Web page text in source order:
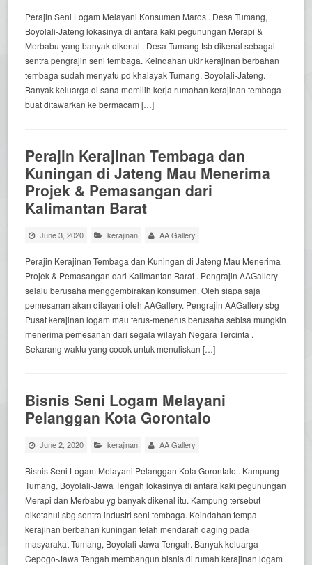
Perajin Seni Logam Melayani Konsumen Maros . Desa Tumang,
Boyolali-Jateng lokasinya di antara kaki pegunungan Merapi &
Merbabu yang banyak dikenal . Desa Tumang tsb dikenal sebagai
sentra pengrajin seni tembaga. Keindahan ukir kerajinan berbahan
tembaga sudah menyatu pd khalayak Tumang, Boyolali-Jateng.
Banyak keluarga di sana memilih kerja rumahan kerajinan tembaga
buat ditawarkan ke bermacam […]
Perajin Kerajinan Tembaga dan
Kuningan di Jateng Mau Menerima
Projek & Pemasangan dari
Kalimantan Barat
June 3, 2020 kerajinan AA Gallery
Perajin Kerajinan Tembaga dan Kuningan di Jateng Mau Menerima
Projek & Pemasangan dari Kalimantan Barat . Pengrajin AAGallery
selalu berusaha menggembirakan konsumen. Oleh siapa saja
pemesanan akan dilayani oleh AAGallery. Pengrajin AAGallery sbg
Pusat kerajinan logam mau terus-menerus berusaha sebisa mungkin
menerima pemesanan dari segala wilayah Negara Tercinta .
Sekarang waktu yang cocok untuk menuliskan […]
Bisnis Seni Logam Melayani
Pelanggan Kota Gorontalo
June 2, 2020 kerajinan AA Gallery
Bisnis Seni Logam Melayani Pelanggan Kota Gorontalo . Kampung
Tumang, Boyolali-Jawa Tengah lokasinya di antara kaki pegunungan
Merapi dan Merbabu yg banyak dikenal itu. Kampung tersebut
diketahui sbg sentra industri seni tembaga. Keindahan tempa
kerajinan berbahan kuningan telah mendarah daging pada
masyarakat Tumang, Boyolali-Jawa Tengah. Banyak keluarga
Cepogo-Jawa Tengah membangun bisnis di rumah kerajinan logam